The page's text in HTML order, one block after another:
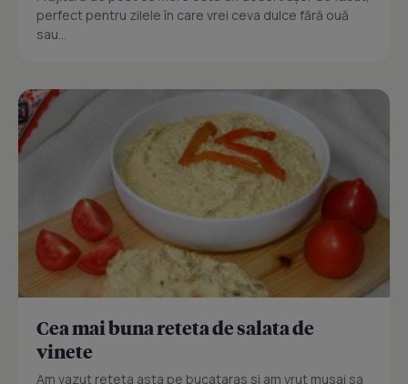
perfect pentru zilele în care vrei ceva dulce fără ouă
sau...
Cea mai buna reteta de salata de
vinete
Am vazut reteta asta pe bucataras si am vrut musai sa